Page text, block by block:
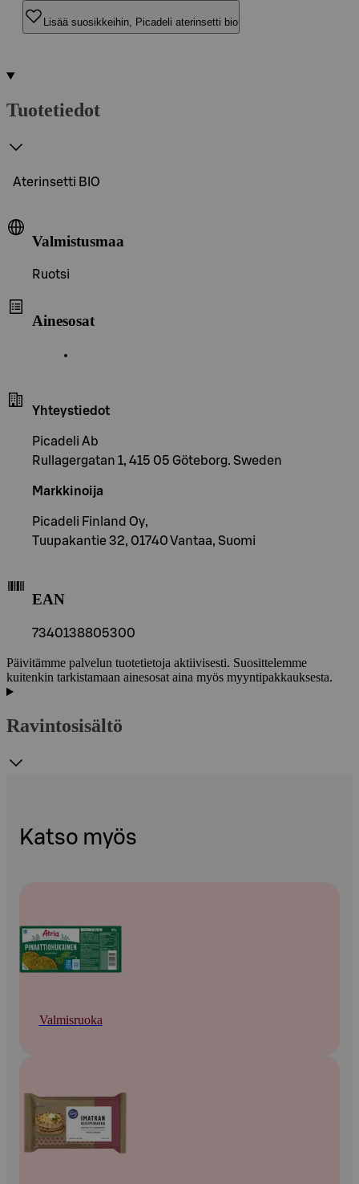
Lisää suosikkeihin, Picadeli aterinsetti bio
Tuotetiedot
Aterinsetti BIO
Valmistusmaa
Ruotsi
Ainesosat
Yhteystiedot
Picadeli Ab
Rullagergatan 1, 415 05 Göteborg. Sweden
Markkinoija
Picadeli Finland Oy,
Tuupakantie 32, 01740 Vantaa, Suomi
EAN
7340138805300
Päivitämme palvelun tuotetietoja aktiivisesti. Suosittelemme
kuitenkin tarkistamaan ainesosat aina myös myyntipakkauksesta.
Ravintosisältö
Katso myös
Valmisruoka